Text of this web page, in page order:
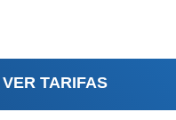
TARIFAS